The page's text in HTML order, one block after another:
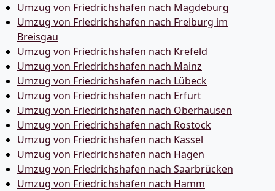
Umzug von Friedrichshafen nach Magdeburg
Umzug von Friedrichshafen nach Freiburg im
Breisgau
Umzug von Friedrichshafen nach Krefeld
Umzug von Friedrichshafen nach Mainz
Umzug von Friedrichshafen nach Lübeck
Umzug von Friedrichshafen nach Erfurt
Umzug von Friedrichshafen nach Oberhausen
Umzug von Friedrichshafen nach Rostock
Umzug von Friedrichshafen nach Kassel
Umzug von Friedrichshafen nach Hagen
Umzug von Friedrichshafen nach Saarbrücken
Umzug von Friedrichshafen nach Hamm